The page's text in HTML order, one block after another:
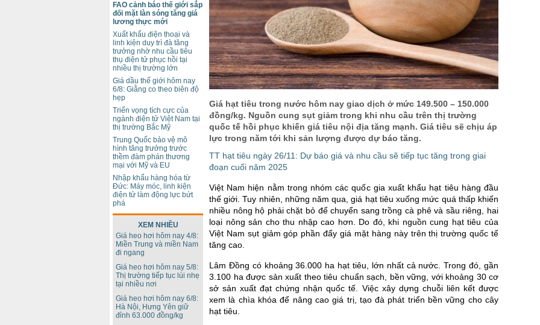
Giá hạt tiêu trong nước hôm nay giao dịch ở mức 149.500 – 150.000
đồng/kg. Nguồn cung sụt giảm trong khi nhu cầu trên thị trường
quốc tế hồi phục khiến giá tiêu nội địa tăng mạnh. Giá tiêu sẽ chịu áp
lực trong năm tới khi sản lượng được dự báo tăng.
TT hạt tiêu ngày 26/11: Dự báo giá và nhu cầu sẽ tiếp tục tăng trong giai
đoạn cuối năm 2025
Việt Nam hiện nằm trong nhóm các quốc gia xuất khẩu hạt tiêu hàng đầu
thế giới. Tuy nhiên, những năm qua, giá hạt tiêu xuống mức quá thấp khiến
nhiều nông hộ phải chặt bỏ để chuyển sang trồng cà phê và sầu riêng, hai
loại nông sản cho thu nhập cao hơn. Do đó, khi nguồn cung hạt tiêu của
Việt Nam sụt giảm góp phần đẩy giá mặt hàng này trên thị trường quốc tế
tăng cao.
Lâm Đồng có khoảng 36.000 ha hạt tiêu, lớn nhất cả nước. Trong đó, gần
3.100 ha được sản xuất theo tiêu chuẩn sạch, bền vững, với khoảng 30 cơ
sở sản xuất đạt chứng nhận quốc tế. Việc xây dựng chuỗi liên kết được
xem là chìa khóa để nâng cao giá trị, tạo đà phát triển bền vững cho cây
hạt tiêu.
FAO cảnh báo thế giới sắp
đối mặt làn sóng tăng giá
lương thực mới
Xuất khẩu điện thoại và
linh kiện duy trì đà tăng
trưởng nhờ nhu cầu tiêu
thụ điện tử phục hồi tại
nhiều thị trường lớn
Giá dầu thế giới hôm nay
6/8: Giằng co theo biên độ
hẹp
Triển vọng tích cực của
ngành điện tử Việt Nam tại
thị trường Bắc Mỹ
Trung Quốc bảo vệ mô
hình tăng trưởng trước
thềm đàm phán thương
mại với Mỹ và EU
Nhập khẩu hàng hóa từ
Đức: Máy móc, linh kiện
điện tử làm động lực bứt
phá
XEM NHIỀU
Giá heo hơi hôm nay 4/8:
Miền Trung và miền Nam
đi ngang
Giá heo hơi hôm nay 5/8:
Thị trường tiếp tục lùi nhẹ
tại nhiều nơi
Giá heo hơi hôm nay 6/8:
Hà Nội, Hưng Yên giữ
đỉnh 63.000 đồng/kg